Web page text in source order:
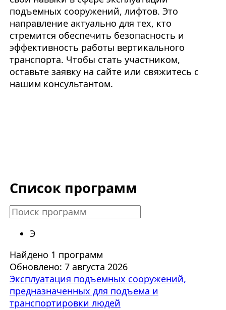
подъемных сооружений, лифтов. Это
направление актуально для тех, кто
стремится обеспечить безопасность и
эффективность работы вертикального
транспорта. Чтобы стать участником,
оставьте заявку на сайте или свяжитесь с
нашим консультантом.
Список программ
Э
Найдено 1 программ
Обновлено: 7 августа 2026
Эксплуатация подъемных сооружений,
предназначенных для подъема и
транспортировки людей